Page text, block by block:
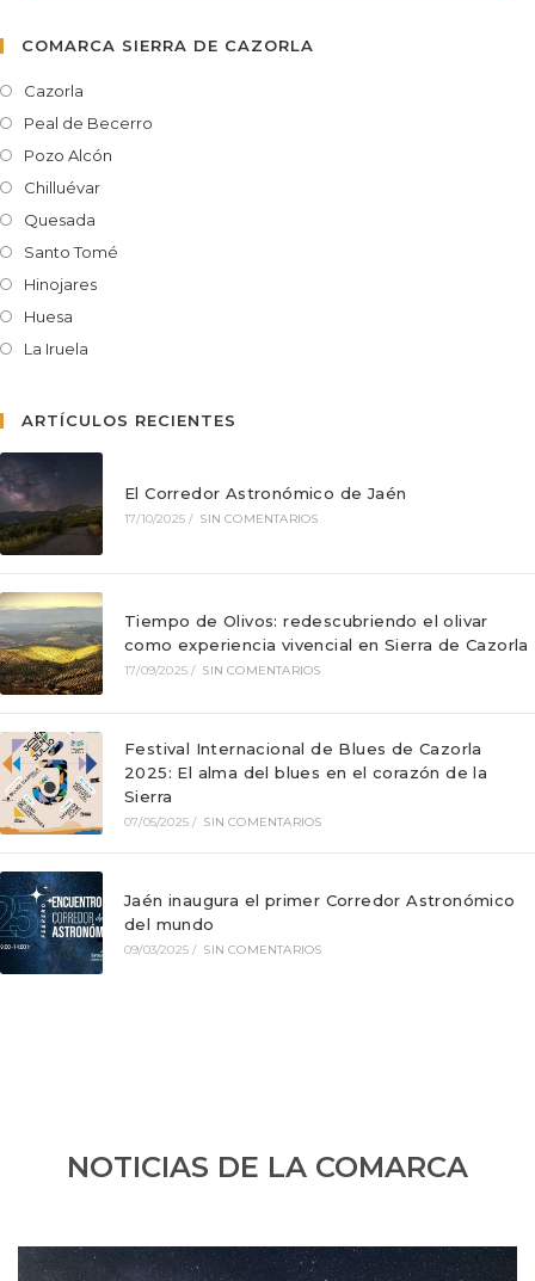
COMARCA SIERRA DE CAZORLA
Cazorla
Peal de Becerro
Pozo Alcón
Chilluévar
Quesada
Santo Tomé
Hinojares
Huesa
La Iruela
ARTÍCULOS RECIENTES
El Corredor Astronómico de Jaén
17/10/2025 / SIN COMENTARIOS
Tiempo de Olivos: redescubriendo el olivar
como experiencia vivencial en Sierra de Cazorla
17/09/2025 / SIN COMENTARIOS
Festival Internacional de Blues de Cazorla
2025: El alma del blues en el corazón de la
Sierra
07/05/2025 / SIN COMENTARIOS
Jaén inaugura el primer Corredor Astronómico
del mundo
09/03/2025 / SIN COMENTARIOS
NOTICIAS DE LA COMARCA